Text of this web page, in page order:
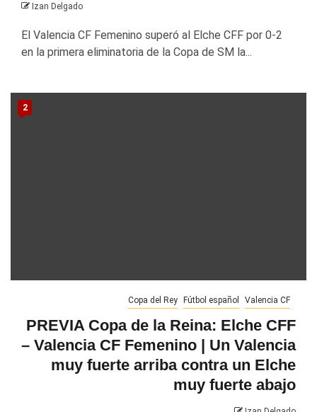
Izan Delgado
El Valencia CF Femenino superó al Elche CFF por 0-2
en la primera eliminatoria de la Copa de SM la...
2
Copa del Rey Fútbol español Valencia CF
PREVIA Copa de la Reina: Elche CFF
– Valencia CF Femenino | Un Valencia
muy fuerte arriba contra un Elche
muy fuerte abajo